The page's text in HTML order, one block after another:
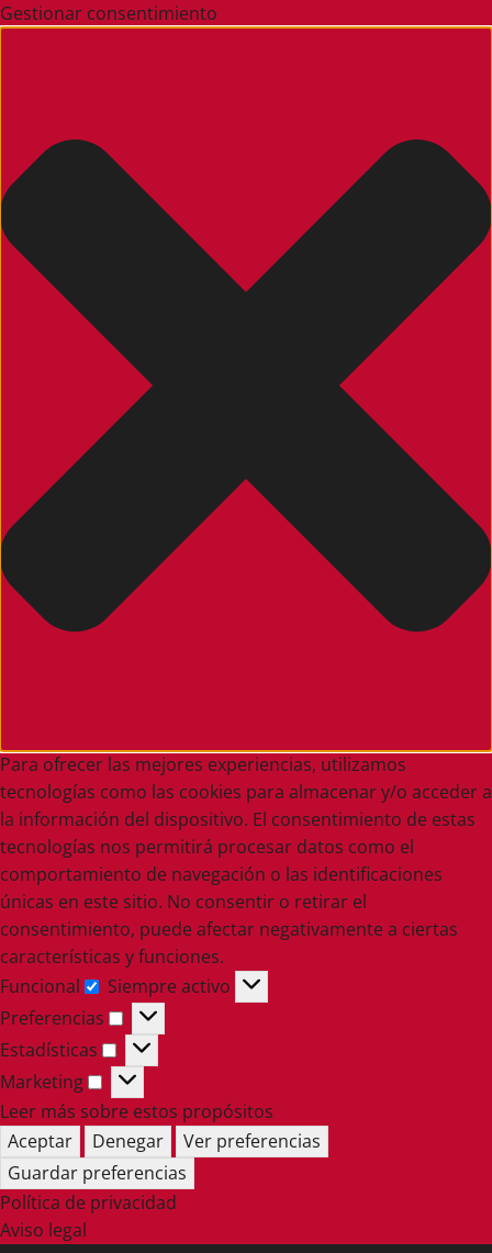
Gestionar consentimiento
Para ofrecer las mejores experiencias, utilizamos
tecnologías como las cookies para almacenar y/o acceder a
la información del dispositivo. El consentimiento de estas
tecnologías nos permitirá procesar datos como el
comportamiento de navegación o las identificaciones
únicas en este sitio. No consentir o retirar el
consentimiento, puede afectar negativamente a ciertas
características y funciones.
Funcional
Funcional
Siempre activo
Preferencias
Preferencias
Estadísticas
Estadísticas
Marketing
Marketing
Leer más sobre estos propósitos
Aceptar
Denegar
Ver preferencias
Guardar preferencias
Política de privacidad
Aviso legal